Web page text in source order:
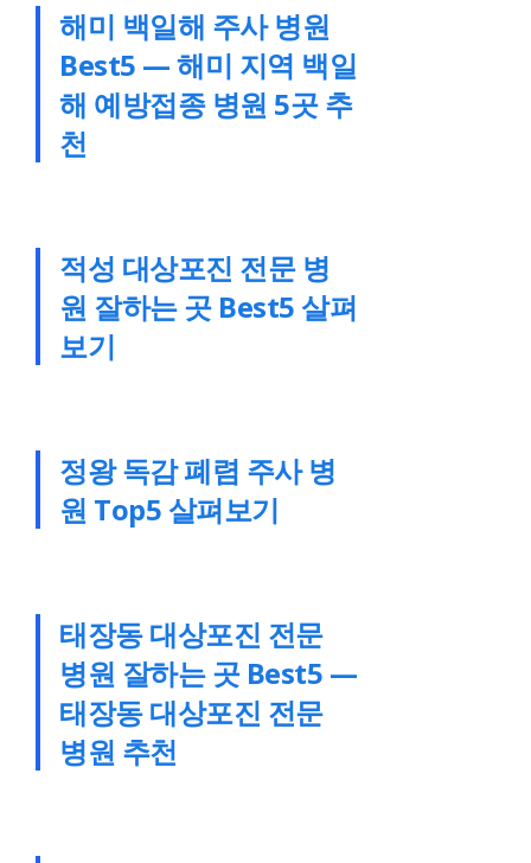
해미 백일해 주사 병원
Best5 — 해미 지역 백일
해 예방접종 병원 5곳 추
천
적성 대상포진 전문 병
원 잘하는 곳 Best5 살펴
보기
정왕 독감 폐렴 주사 병
원 Top5 살펴보기
태장동 대상포진 전문
병원 잘하는 곳 Best5 —
태장동 대상포진 전문
병원 추천